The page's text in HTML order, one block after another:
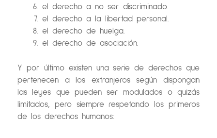
el derecho a no ser discriminado.
el derecho a la libertad personal.
el derecho de huelga.
el derecho de asociación.
Y por último existen una serie de derechos que
pertenecen a los extranjeros según dispongan
las leyes que pueden ser modulados o quizás
limitados, pero siempre respetando los primeros
de los derechos humanos: